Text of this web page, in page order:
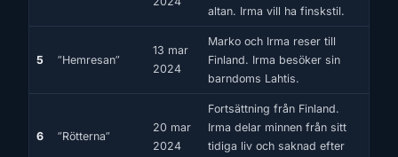
altan. Irma vill ha finskstil.
5 ”Hemresan”
13 mar
2024
Marko och Irma reser till
Finland. Irma besöker sin
barndoms Lahtis.
6 ”Rötterna”
20 mar
2024
Fortsättning från Finland.
Irma delar minnen från sitt
tidiga liv och saknad efter